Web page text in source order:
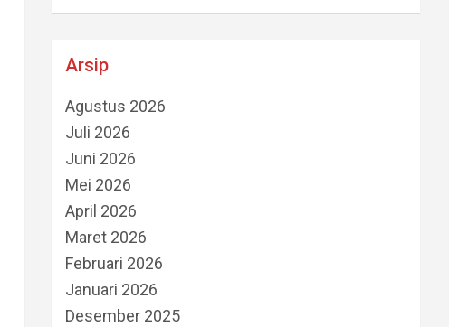
Arsip
Agustus 2026
Juli 2026
Juni 2026
Mei 2026
April 2026
Maret 2026
Februari 2026
Januari 2026
Desember 2025